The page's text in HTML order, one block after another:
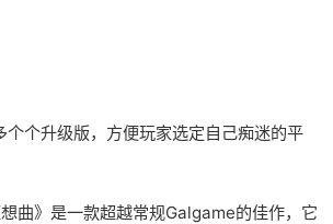
个个升级版，方便玩家选定自己痴迷的平
曲》是一款​​超越常规Galgame的佳作​​，它